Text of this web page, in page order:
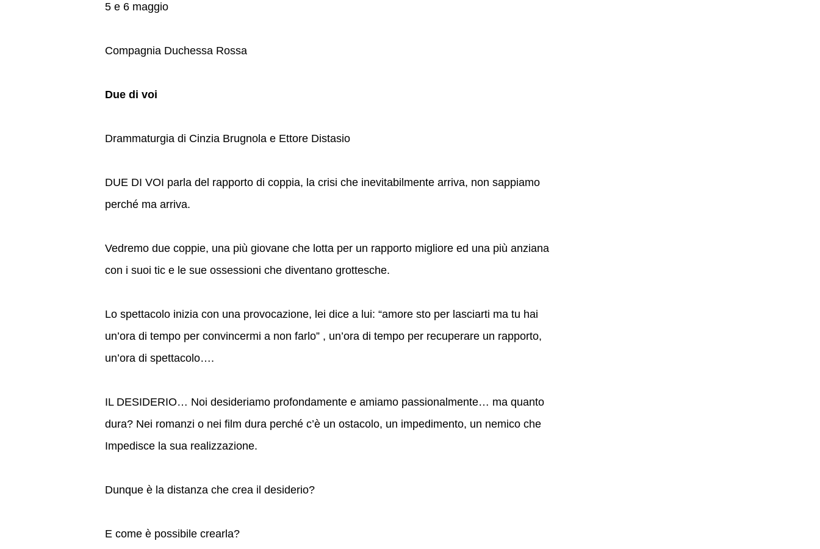
5 e 6 maggio
Compagnia Duchessa Rossa
Due di voi
Drammaturgia di Cinzia Brugnola e Ettore Distasio
DUE DI VOI parla del rapporto di coppia, la crisi che inevitabilmente arriva, non sappiamo
perché ma arriva.
Vedremo due coppie, una più giovane che lotta per un rapporto migliore ed una più anziana
con i suoi tic e le sue ossessioni che diventano grottesche.
Lo spettacolo inizia con una provocazione, lei dice a lui: “amore sto per lasciarti ma tu hai
un’ora di tempo per convincermi a non farlo” , un’ora di tempo per recuperare un rapporto,
un’ora di spettacolo….
IL DESIDERIO… Noi desideriamo profondamente e amiamo passionalmente… ma quanto
dura? Nei romanzi o nei film dura perché c’è un ostacolo, un impedimento, un nemico che
Impedisce la sua realizzazione.
Dunque è la distanza che crea il desiderio?
E come è possibile crearla?